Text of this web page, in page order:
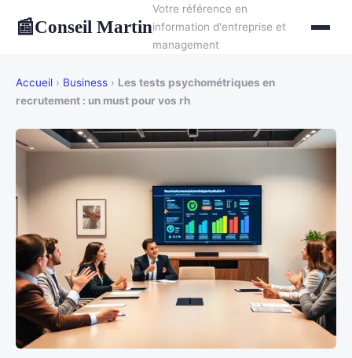
📰Conseil Martin
Votre référence en
information d'entreprise et
management
Accueil › Business › Les tests psychométriques en
recrutement : un must pour vos rh